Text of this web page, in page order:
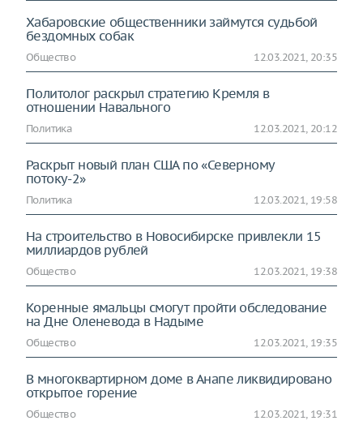
Хабаровские общественники займутся судьбой
бездомных собак
Общество 12.03.2021, 20:35
Политолог раскрыл стратегию Кремля в
отношении Навального
Политика 12.03.2021, 20:12
Раскрыт новый план США по «Северному
потоку-2»
Политика 12.03.2021, 19:58
На строительство в Новосибирске привлекли 15
миллиардов рублей
Общество 12.03.2021, 19:38
Коренные ямальцы смогут пройти обследование
на Дне Оленевода в Надыме
Общество 12.03.2021, 19:35
В многоквартирном доме в Анапе ликвидировано
открытое горение
Общество 12.03.2021, 19:31